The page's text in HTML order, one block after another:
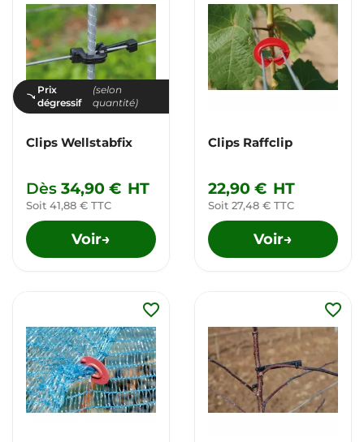
Prix
dégressif
(selon
quantité)
Clips Wellstabfix
Dès 34,90 € HT
Soit 41,88 € TTC
Voir→
Clips Raffclip
22,90 € HT
Soit 27,48 € TTC
Voir→
favorite_border favorite_border